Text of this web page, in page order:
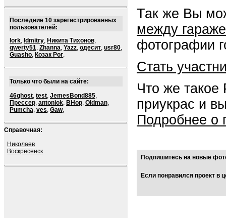
Последние 10 зарегистрированных
пользователей:
lork, ldmitry, Никита Тихонов,
qwerty51, Zhanna, Yazz, одесит, usr80,
Guasho, Козак Рог,
Только что были на сайте:
46ghost, test, JemesBond885,
Прессер, antoniok, BHop, Oldman,
Pumcha, ves, Gaw,
Справочная:
Николаев
Воскресенск
Так же Вы
между
фотографии
Стать
Что же такое
приукрас и
Подробнее о
Подпишитесь на новые
Если понравился проект в